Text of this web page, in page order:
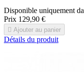
Disponible uniquement
Prix 129,90 €
 Ajouter au panier
Détails du produit